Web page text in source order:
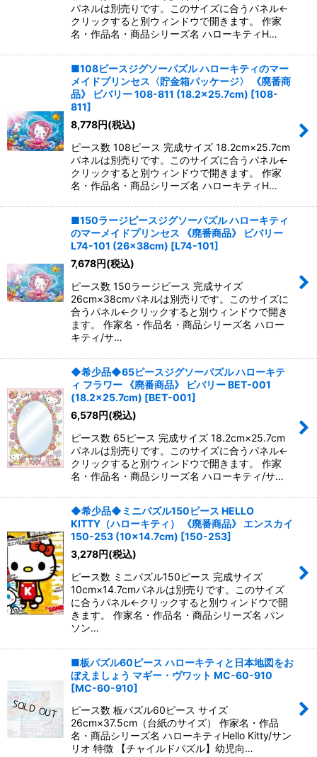
パネルは別売りです。このサイズに合うパネル←
クリックすると別ウィンドウで開きます。 作家
名・作品名・商品シリーズ名 ハローキティH…
■108ピースジグソーパズル ハローキティのマー
メイドプリンセス〈貯金箱パッケージ〉 《廃番商
品》 ビバリー 108-811 (18.2×25.7cm) [108-
811]
8,778円(税込)
ピース数 108ピース 完成サイズ 18.2cm×25.7cm
パネルは別売りです。このサイズに合うパネル←
クリックすると別ウィンドウで開きます。 作家
名・作品名・商品シリーズ名 ハローキティH…
■150ラージピースジグソーパズル ハローキティ
のマーメイドプリンセス 《廃番商品》 ビバリー
L74-101 (26×38cm) [L74-101]
7,678円(税込)
ピース数 150ラージピース 完成サイズ
26cm×38cmパネルは別売りです。このサイズに
合うパネル←クリックすると別ウィンドウで開き
ます。 作家名・作品名・商品シリーズ名 ハロー
キティ/サ…
◆希少品◆65ピースジグソーパズル ハローキテ
ィ フラワー 《廃番商品》 ビバリー BET-001
(18.2×25.7cm) [BET-001]
6,578円(税込)
ピース数 65ピース 完成サイズ 18.2cm×25.7cm
パネルは別売りです。このサイズに合うパネル←
クリックすると別ウィンドウで開きます。 作家
名・作品名・商品シリーズ名 ハローキティ/サ…
◆希少品◆ミニパズル150ピース HELLO
KITTY（ハローキティ） 《廃番商品》 エンスカイ
150-253 (10×14.7cm) [150-253]
3,278円(税込)
ピース数 ミニパズル150ピース 完成サイズ
10cm×14.7cmパネルは別売りです。このサイズ
に合うパネル←クリックすると別ウィンドウで開
きます。 作家名・作品名・商品シリーズ名 パン
ソン…
■板パズル60ピース ハローキティと日本地図をお
ぼえましょう マギー・ヴワット MC-60-910
[MC-60-910]
ピース数 板パズル60ピース サイズ
26cm×37.5cm（台紙のサイズ） 作家名・作品
名・商品シリーズ名 ハローキティHello Kitty/サン
リオ 特徴 【チャイルドパズル】幼児向…